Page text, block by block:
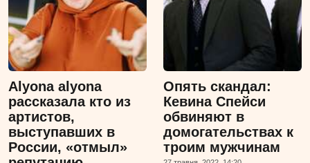
Alyona alyona
рассказала кто из
артистов,
выступавших в
России, «отмыл»
Опять скандал:
Кевина Спейси
обвиняют в
домогательствах к
троим мужчинам